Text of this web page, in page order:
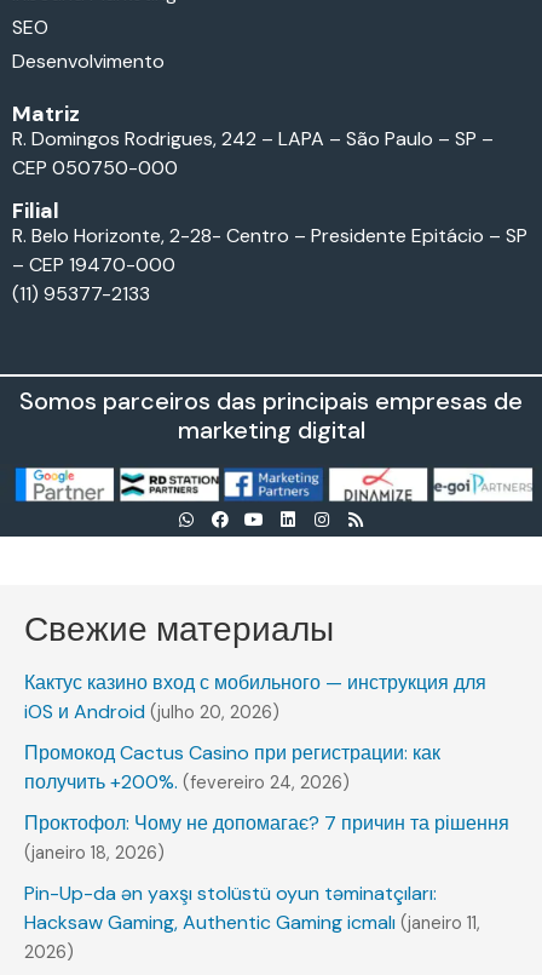
SEO
Desenvolvimento
Matriz
R. Domingos Rodrigues, 242 – LAPA – São Paulo – SP –
CEP 050750-000
Filial
R. Belo Horizonte, 2-28- Centro – Presidente Epitácio – SP
– CEP 19470-000
(11) 95377-2133
Somos parceiros das principais empresas de
marketing digital
Свежие материалы
Кактус казино вход с мобильного — инструкция для
iOS и Android (julho 20, 2026)
Промокод Cactus Casino при регистрации: как
получить +200%. (fevereiro 24, 2026)
Проктофол: Чому не допомагає? 7 причин та рішення
(janeiro 18, 2026)
Pin-Up-da ən yaxşı stolüstü oyun təminatçıları:
Hacksaw Gaming, Authentic Gaming icmalı (janeiro 11,
2026)